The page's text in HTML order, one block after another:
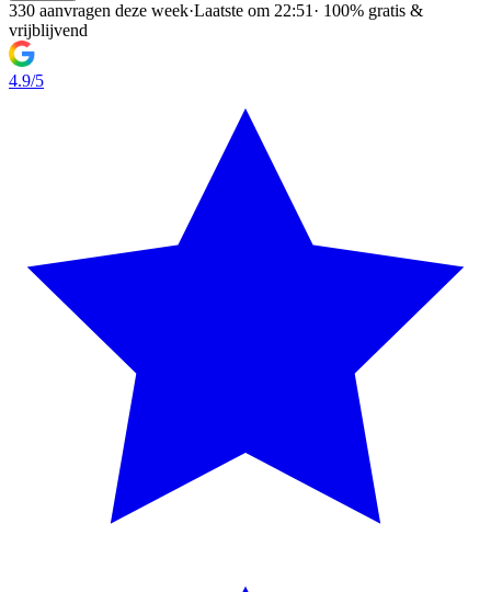
330 aanvragen deze week·Laatste om 22:51 · 100% gratis &
vrijblijvend
4.9/5